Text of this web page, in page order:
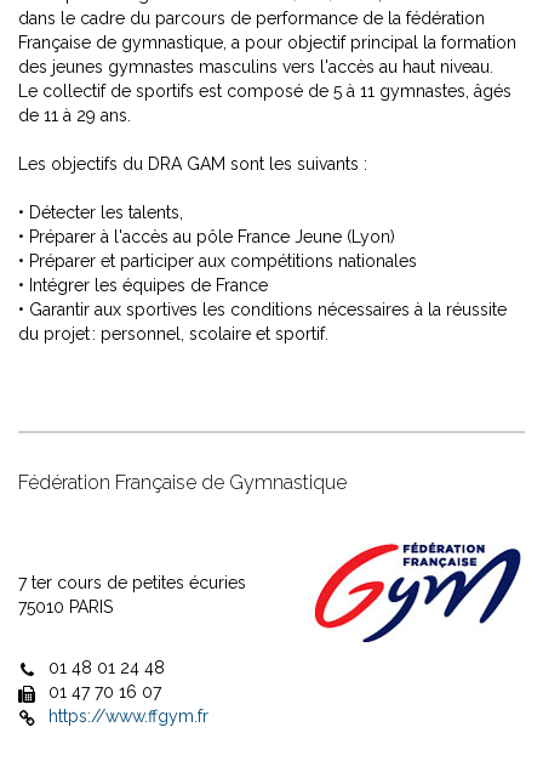
dans le cadre du parcours de performance de la fédération
Française de gymnastique, a pour objectif principal la formation
des jeunes gymnastes masculins vers l'accès au haut niveau.
Le collectif de sportifs est composé de 5 à 11 gymnastes, âgés
de 11 à 29 ans.
Les objectifs du DRA GAM sont les suivants :
• Détecter les talents,
• Préparer à l'accès au pôle France Jeune (Lyon)
• Préparer et participer aux compétitions nationales
• Intégrer les équipes de France
• Garantir aux sportives les conditions nécessaires à la réussite
du projet : personnel, scolaire et sportif.
Fédération Française de Gymnastique
7 ter cours de petites écuries
75010 PARIS
01 48 01 24 48
01 47 70 16 07
https://www.ffgym.fr